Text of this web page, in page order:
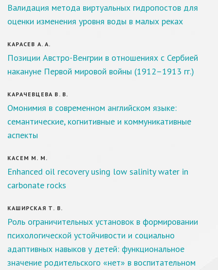
Валидация метода виртуальных гидропостов для
оценки изменения уровня воды в малых реках
КАРАСЕВ А. А.
Позиции Австро-Венгрии в отношениях с Сербией
накануне Первой мировой войны (1912–1913 гг.)
КАРАЧЕВЦЕВА В. В.
Омонимия в современном английском языке:
семантические, когнитивные и коммуникативные
аспекты
КАСЕМ М. М.
Enhanced oil recovery using low salinity water in
carbonate rocks
КАШИРСКАЯ Т. В.
Роль ограничительных установок в формировании
психологической устойчивости и социально
адаптивных навыков у детей: функциональное
значение родительского «нет» в воспитательном